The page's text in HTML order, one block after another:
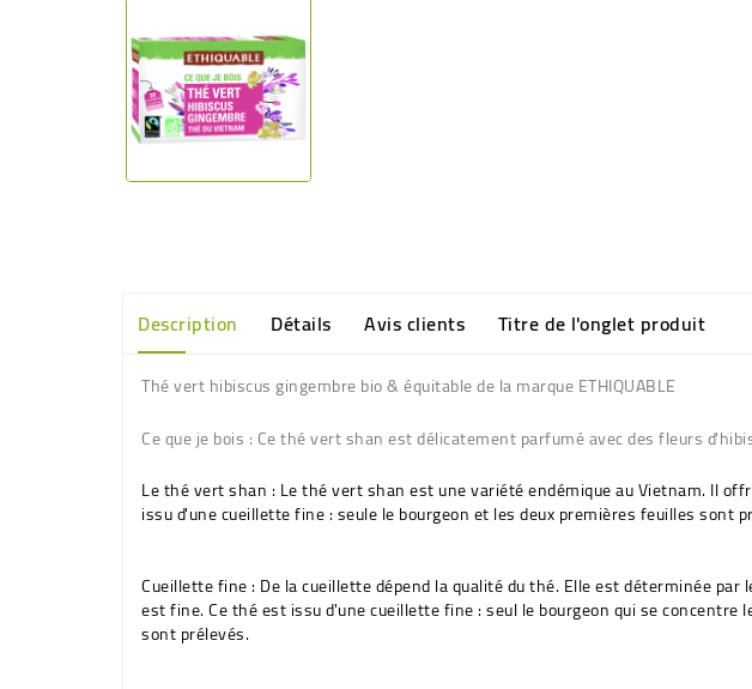
Description Détails Avis clients Titre de l'onglet produit
Thé vert hibiscus gingembre bio & équitable de la marque ETHIQUABLE
Ce que je bois : Ce thé vert shan est délicatement parfumé avec des fleurs
Le thé vert shan :Le thé vert shan est une variété endémique au Vietnam. Il
issu d'une cueillette fine : seule le bourgeon et les deux premières feuilles sont
Cueillette fine :De la cueillette dépend la qualité du thé. Elle est déterminée
est fine. Ce thé est issu d'une cueillette fine : seul le bourgeon qui se
sont prélevés.